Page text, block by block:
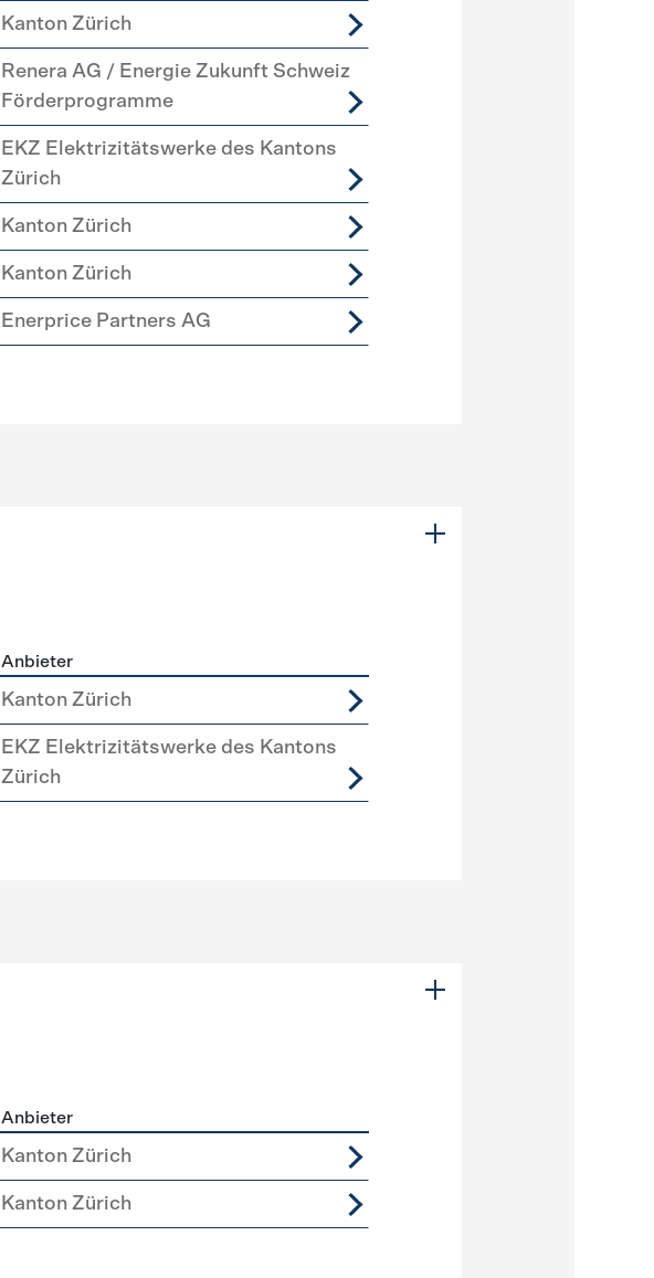
Kanton Zürich
Renera AG / Energie Zukunft Schweiz
Förderprogramme
EKZ Elektrizitätswerke des Kantons
Zürich
Kanton Zürich
Kanton Zürich
Enerprice Partners AG
Anbieter
Kanton Zürich
EKZ Elektrizitätswerke des Kantons
Zürich
Anbieter
Kanton Zürich
Kanton Zürich